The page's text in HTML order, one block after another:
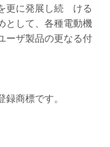
更に発展し続 ける
として、各種電動機
ーザ製品の更なる付
商標です。